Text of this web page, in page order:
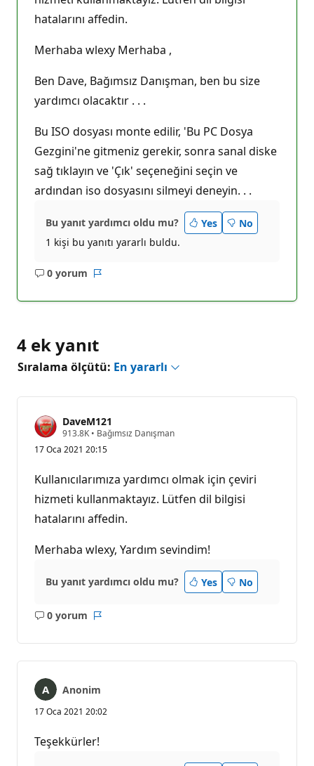
ı
k
a
hatalarını affedin.
Merhaba wlexy Merhaba ,
Ben Dave, Bağımsız Danışman, ben bu size
yardımcı olacaktır . . .
Bu ISO dosyası monte edilir, 'Bu PC Dosya
Gezgini'ne gitmeniz gerekir, sonra sanal diske
sağ tıklayın ve 'Çık' seçeneğini seçin ve
ardından iso dosyasını silmeyi deneyin. . .
Bu yanıt yardımcı oldu mu? Yes
No
1 kişi bu yanıtı yararlı buldu.
0 yorum
AçıklamaRapor
4 ek yanıt
Sıralama ölçütü: En yararlı
DaveM121
913.8K S
y
ı
n
l
ı
k
a
• Bağımsız Danışman
17 Oca 2021 20:15
Kullanıcılarımıza yardımcı olmak için çeviri
hizmeti kullanmaktayız. Lütfen dil bilgisi
hatalarını affedin.
Merhaba wlexy, Yardım sevindim!
Bu yanıt yardımcı oldu mu? Yes No
0 yorum
AçıklamaRapor
Anonim
17 Oca 2021 20:02
Teşekkürler!